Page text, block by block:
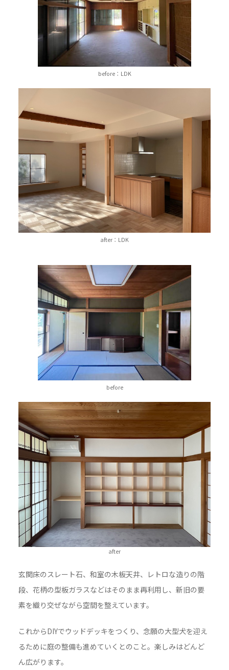
before：LDK
after：LDK
before
after
玄関床のスレート石、和室の木板天井、レトロな造りの階
段、花柄の型板ガラスなどはそのまま再利用し、新旧の要
素を織り交ぜながら空間を整えています。
これからDIYでウッドデッキをつくり、念願の大型犬を迎え
るために庭の整備も進めていくとのこと。楽しみはどんど
ん広がります。